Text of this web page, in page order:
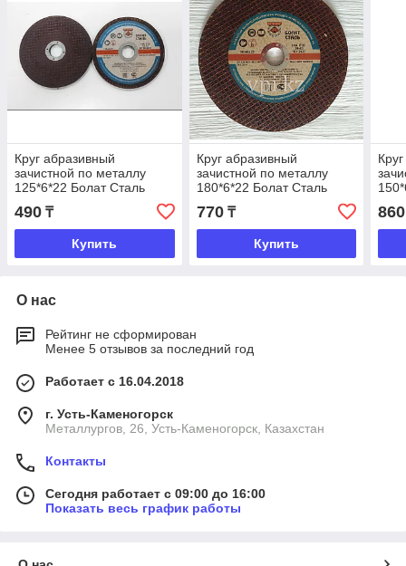
Круг абразивный
зачистной по металлу
125*6*22 Болат Сталь
490 ₸
Купить
Круг абразивный
зачистной по металлу
180*6*22 Болат Сталь
770₸
Купить
860
О нас
Рейтинг не сформирован
Менее 5 отзывов за последний год
Работает с 16.04.2018
г. Усть-Каменогорск
Металлургов, 26, Усть-Каменогорск, Казахстан
Контакты
Сегодня работает с 09:00 до 16:00
Показать весь график работы